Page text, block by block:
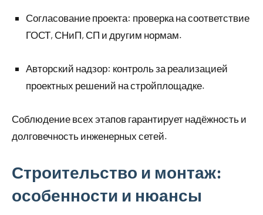
Согласование проекта: проверка на соответствие
ГОСТ, СНиП, СП и другим нормам.
Авторский надзор: контроль за реализацией
проектных решений на стройплощадке.
Соблюдение всех этапов гарантирует надёжность и
долговечность инженерных сетей.
Строительство и монтаж:
особенности и нюансы